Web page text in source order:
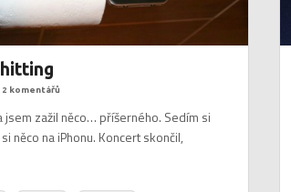
2 komentářů
jsem zažil něco… příšerného. Sedím si
něco na iPhonu. Koncert skončil,